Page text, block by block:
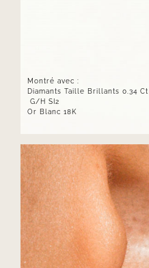
Montré avec :
Diamants Taille Brillants 0.34 Ct
G/H SI2
Or Blanc 18K